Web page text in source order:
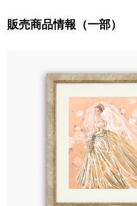
販売商品情報（一部）